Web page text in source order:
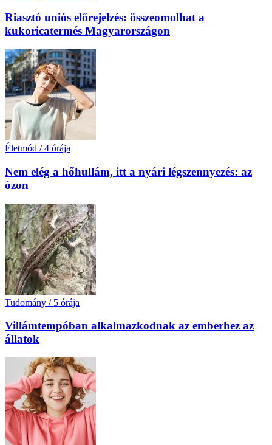
Riasztó uniós előrejelzés: összeomolhat a
kukoricatermés Magyarországon
Életmód / 4 órája
Nem elég a hőhullám, itt a nyári légszennyezés: az
ózon
Tudomány / 5 órája
Villámtempóban alkalmazkodnak az emberhez az
állatok